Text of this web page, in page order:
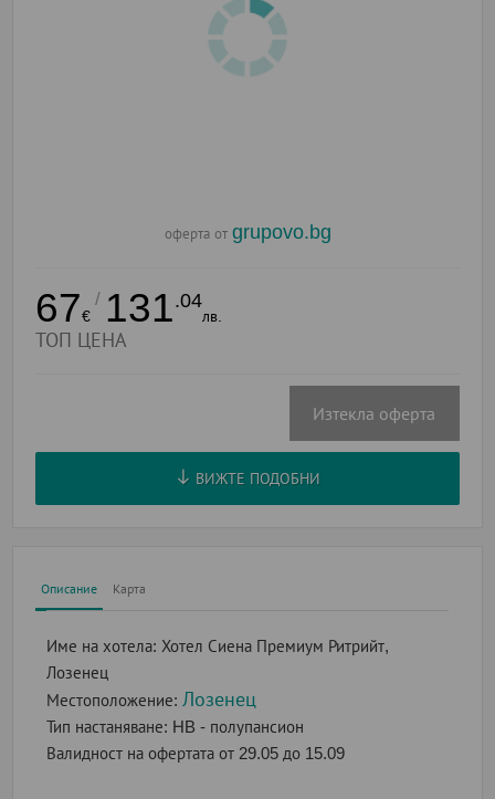
оферта от grupovo.bg
67€
/ 131.04
лв.
ТОП ЦЕНА
Изтекла оферта
ВИЖТЕ ПОДОБНИ
Описание Карта
Име на хотела: Хотел Сиена Премиум Ритрийт,
Лозенец
Местоположение: Лозенец
Тип настаняване: HB - полупансион
Валидност на офертатаот 29.05 до 15.09